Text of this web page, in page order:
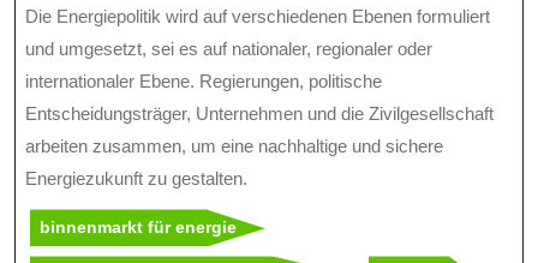
Die Energiepolitik wird auf verschiedenen Ebenen formuliert
und umgesetzt, sei es auf nationaler, regionaler oder
internationaler Ebene. Regierungen, politische
Entscheidungsträger, Unternehmen und die Zivilgesellschaft
arbeiten zusammen, um eine nachhaltige und sichere
Energiezukunft zu gestalten.
binnenmarkt für energie